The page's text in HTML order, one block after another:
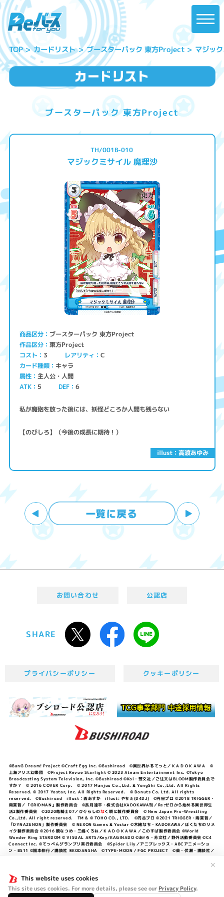
This website uses cookies
This site uses cookies. For more details, please see our Privacy Policy.
✕
TOP カードリスト ブースターパック 東方Project マジッ
ブースターパック 東方Project
illust：高渡あゆみ
TH/001B-010
マジックミサイル 魔理沙
商品区分 ブースターパック 東方Project
作品区分 東方Project
コスト 3 レアリティ C
カード種類 キャラ
属性 主人公・人間
ATK 5 DEF 6
私が魔砲を放った後には、妖怪どころか人間も残らない
【のびしろ】（今後の成長に期待！）
お問い合わせ 公認店
SHARE
プライバシーポリシー クッキーポリシー
©BanG Dream! Project ©Craft Egg Inc. ©Bushiroad ©異世界かるてっと／ＫＡＤＯＫＡＷＡ ©
上海アリス幻樂団 ©Project Revue Starlight © 2023 Ateam Entertainment Inc. ©Tokyo
Broadcasting System Television, Inc. ©Bushiroad ©Koi・芳文社／ご注文はBLOOM製作委員会で
すか？ © 2016 COVER Corp. © 2017 Manjuu Co.,Ltd. & YongShi Co.,Ltd. All Rights
Reserved. © 2017 Yostar, Inc. All Rights Reserved. © Donuts Co. Ltd. All rights
reserved. ©Bushiroad illust：西あすか illust: やちぇ(D4DJ) ©円谷プロ ©2018 TRIGGER・
雨宮哲／「GRIDMAN」製作委員会 ©長月達平・株式会社KADOKAWA刊／Re:ゼロから始める異世界生
活2製作委員会 ©2020竜騎士07／ひぐらしのなく頃に製作委員会 © New Japan Pro-Wrestling
Co.,Ltd. All right reserved. TM & © TOHO CO., LTD. ©円谷プロ ©2021 TRIGGER・雨宮哲／
「DYNAZENON」製作委員会 © NEXON Games & Yostar ©木緒なち・KADOKAWA／ぼくたちのリメ
イク製作委員会 ©2016 暁なつめ・三嶋くろね／ＫＡＤＯＫＡＷＡ／このすば製作委員会 ©World
Wonder Ring STARDOM © VISUAL ARTS/Key/KAGINADO ©あfろ・芳文社／野外活動委員会 ©C4
Connect Inc. ©てっぺんグランプリ実行委員会 ©Spider Lily／アニプレックス・ABCアニメーショ
ン・BS11 ©福本伸行／講談社 ®KODANSHA ©TYPE-MOON / FGC PROJECT ©柴・伏瀬・講談社／
©中村力斗・野澤ゆき子／集英社・君のことが大大大大大好きな製作委員会 ©IIS-P／ぽんのみち製作委
員会 ©円谷プロ ©2023 TRIGGER・雨宮哲／「劇場版グリッドマンユニバース」製作委員会 © NEXON
Games／アビドス商店街 ©プロジェクトラブライブ！蓮ノ空女学院スクールアイドルクラブ ©「勇気爆